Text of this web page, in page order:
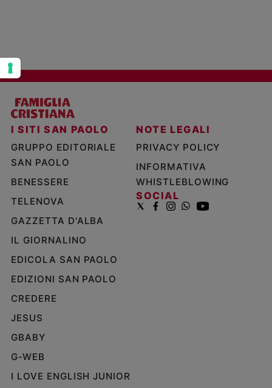
Social
I SITI SAN PAOLO
GRUPPO EDITORIALE
SAN PAOLO
BENESSERE
TELENOVA
GAZZETTA D'ALBA
IL GIORNALINO
EDICOLA SAN PAOLO
EDIZIONI SAN PAOLO
CREDERE
JESUS
GBABY
G-WEB
I LOVE ENGLISH JUNIOR
NOTE LEGALI
PRIVACY POLICY
INFORMATIVA
WHISTLEBLOWING
SOCIAL